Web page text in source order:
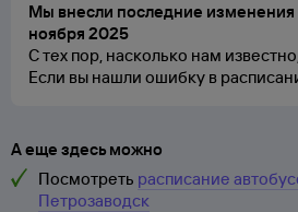
Мы внесли последние изменения
ноября 2025
С тех пор, насколько нам
Если вы нашли ошибку в
А еще здесь можно
Посмотреть расписание
Петрозаводск